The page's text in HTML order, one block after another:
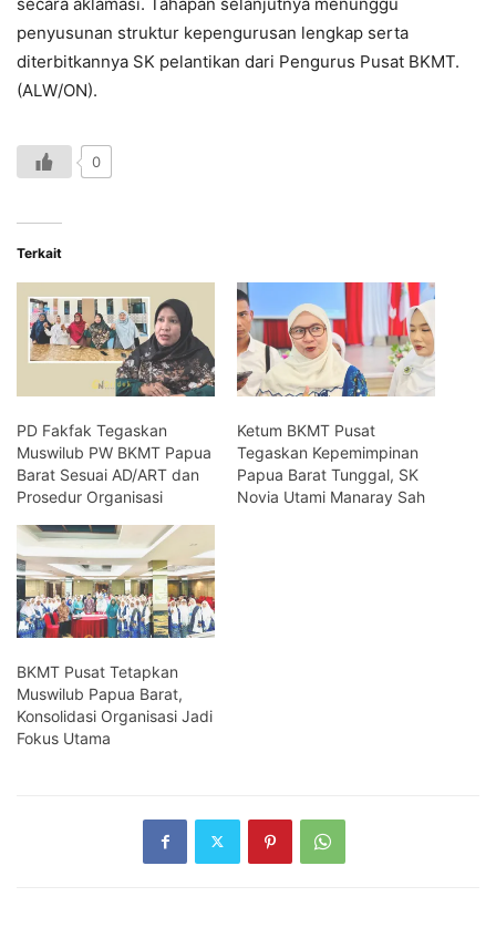
penyusunan struktur kepengurusan lengkap serta
diterbitkannya SK pelantikan dari Pengurus Pusat BKMT.
(ALW/ON).
0
Terkait
PD Fakfak Tegaskan
Muswilub PW BKMT Papua
Barat Sesuai AD/ART dan
Prosedur Organisasi
Ketum BKMT Pusat
Tegaskan Kepemimpinan
Papua Barat Tunggal, SK
Novia Utami Manaray Sah
BKMT Pusat Tetapkan
Muswilub Papua Barat,
Konsolidasi Organisasi Jadi
Fokus Utama